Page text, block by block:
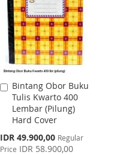
Bintang Obor Buku
Tulis Kwarto 400
Lembar (Pilung)
Hard Cover
Special
Price
IDR 49.900,00 Regular
Price IDR 58.900,00
Add
to
Cart